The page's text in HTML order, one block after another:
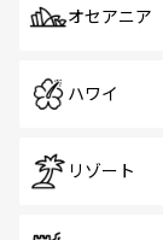
オセアニア
ハワイ
リゾート